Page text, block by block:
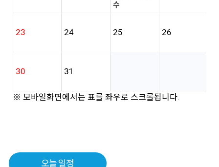
수
23 24 25 26
30 31
※ 모바일화면에서는 표를 좌우로 스크롤됩니다.
오늘 일정